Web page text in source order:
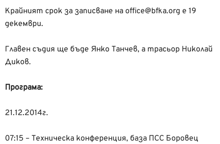
Крайният срок за записване на office@bfka.org е 19
декември.
Главен съдия ще бъде Янко Танчев, а трасьор Николай
Диков.
Програма:
21.12.2014г.
07:15 – Техническа конференция, база ПСС Боровец